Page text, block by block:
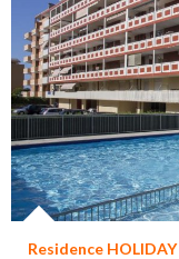
Residence HOLIDAY